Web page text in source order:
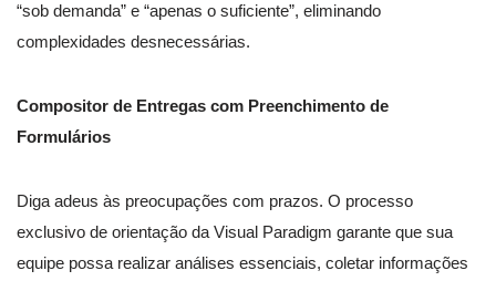
“sob demanda” e “apenas o suficiente”, eliminando
complexidades desnecessárias.
Compositor de Entregas com Preenchimento de
Formulários
Diga adeus às preocupações com prazos. O processo
exclusivo de orientação da Visual Paradigm garante que sua
equipe possa realizar análises essenciais, coletar informações